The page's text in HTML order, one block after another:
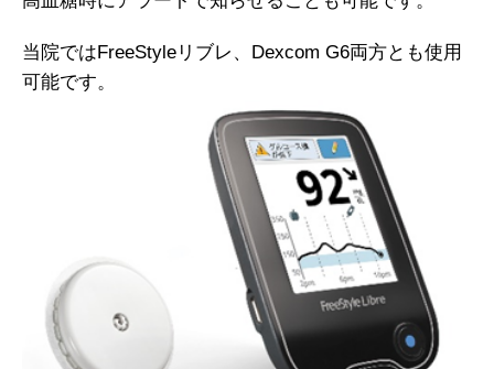
当院ではFreeStyleリブレ、Dexcom G6両方とも使用
可能です。